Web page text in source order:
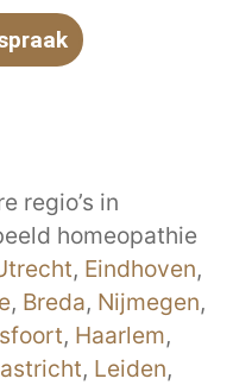
regio’s in
homeopathie
, Eindhoven,
, Breda, Nijmegen,
, Haarlem,
, Leiden,